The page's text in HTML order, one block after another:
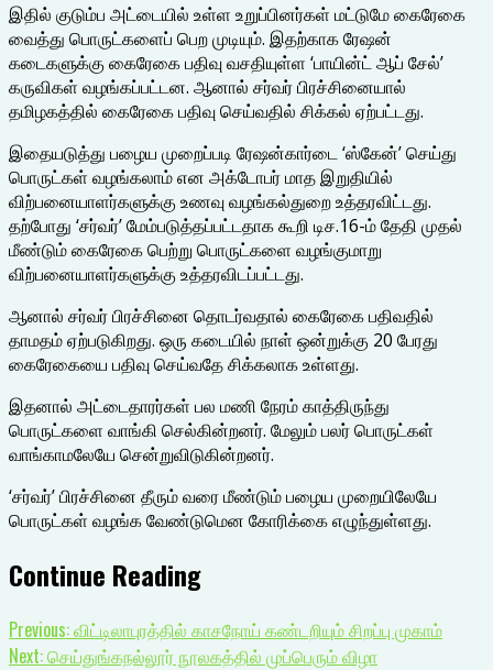
இதில் குடும்ப அட்டையில் உள்ள உறுப்பினர்கள் மட்டுமே கைரேகை
வைத்து பொருட்களைப் பெற முடியும். இதற்காக ரேஷன்
கடைகளுக்கு கைரேகை பதிவு வசதியுள்ள ‘பாயின்ட் ஆப் சேல்’
கருவிகள் வழங்கப்பட்டன. ஆனால் சர்வர் பிரச்சினையால்
தமிழகத்தில் கைரேகை பதிவு செய்வதில் சிக்கல் ஏற்பட்டது.
இதையடுத்து பழைய முறைப்படி ரேஷன்கார்டை ‘ஸ்கேன்’ செய்து
பொருட்கள் வழங்கலாம் என அக்டோபர் மாத இறுதியில்
விற்பனையாளர்களுக்கு உணவு வழங்கல்துறை உத்தரவிட்டது.
தற்போது ‘சர்வர்’ மேம்படுத்தப்பட்டதாக கூறி டிச.16-ம் தேதி முதல்
மீண்டும் கைரேகை பெற்று பொருட்களை வழங்குமாறு
விற்பனையாளர்களுக்கு உத்தரவிடப்பட்டது.
ஆனால் சர்வர் பிரச்சினை தொடர்வதால் கைரேகை பதிவதில்
தாமதம் ஏற்படுகிறது. ஒரு கடையில் நாள் ஒன்றுக்கு 20 பேரது
கைரேகையை பதிவு செய்வதே சிக்கலாக உள்ளது.
இதனால் அட்டைதாரர்கள் பல மணி நேரம் காத்திருந்து
பொருட்களை வாங்கி செல்கின்றனர். மேலும் பலர் பொருட்கள்
வாங்காமலேயே சென்றுவிடுகின்றனர்.
‘சர்வர்’ பிரச்சினை தீரும் வரை மீண்டும் பழைய முறையிலேயே
பொருட்கள் வழங்க வேண்டுமென கோரிக்கை எழுந்துள்ளது.
Continue Reading
Previous:விட்டிலாபுரத்தில் காசநோய் கண்டறியும் சிறப்பு முகாம்
Next:செய்துங்கநல்லூர் நூலகத்தில் முப்பெரும் விழா